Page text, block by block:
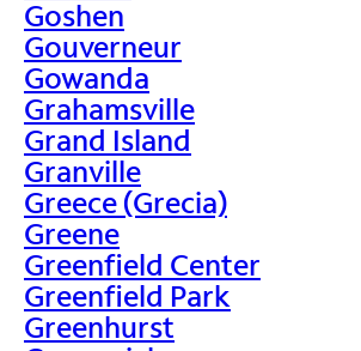
Goshen
Gouverneur
Gowanda
Grahamsville
Grand Island
Granville
Greece (Grecia)
Greene
Greenfield Center
Greenfield Park
Greenhurst